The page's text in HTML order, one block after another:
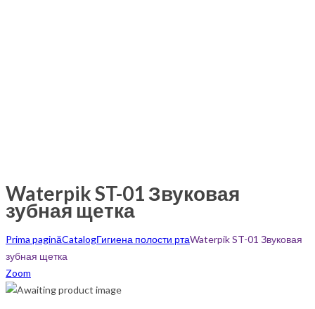
Waterpik ST-01 Звуковая
зубная щетка
Prima paginăCatalogГигиена полости ртаWaterpik ST-01 Звуковая
зубная щетка
Zoom